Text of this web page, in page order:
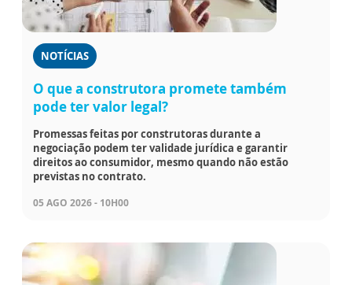
NOTÍCIAS
O que a construtora promete também
pode ter valor legal?
Promessas feitas por construtoras durante a
negociação podem ter validade jurídica e garantir
direitos ao consumidor, mesmo quando não estão
previstas no contrato.
05 AGO 2026 - 10H00